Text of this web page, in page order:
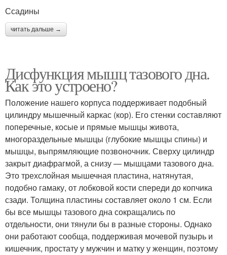
Ссадины
читать дальше →
Дисфункция мышц тазового дна.
Как это устроено?
Положение нашего корпуса поддерживает подобный
цилиндру мышечный каркас (кор). Его стенки составляют
поперечные, косые и прямые мышцы живота,
многораздельные мышцы (глубокие мышцы спины) и
мышцы, выпрямляющие позвоночник. Сверху цилиндр
закрыт диафрагмой, а снизу — мышцами тазового дна.
Это трехслойная мышечная пластина, натянутая,
подобно гамаку, от лобковой кости спереди до копчика
сзади. Толщина пластины составляет около 1 см. Если
бы все мышцы тазового дна сокращались по
отдельности, они тянули бы в разные стороны. Однако
они работают сообща, поддерживая мочевой пузырь и
кишечник, простату у мужчин и матку у женщин, поэтому